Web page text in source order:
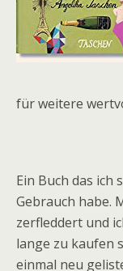
für weitere
Ein Buch das ich
Gebrauch habe.
zerfleddert und
lange zu kaufen
einmal neu